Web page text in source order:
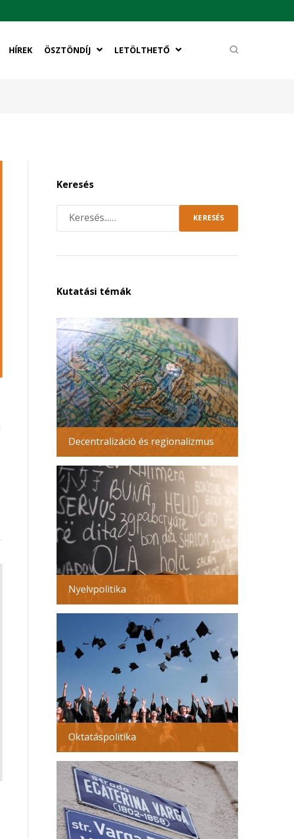
HÍREK ÖSZTÖNDÍJ LETÖLTHETŐ
Keresés
KERESÉS
Kutatási témák
Decentralizáció és regionalizmus
Nyelvpolitika
Oktatáspolitika